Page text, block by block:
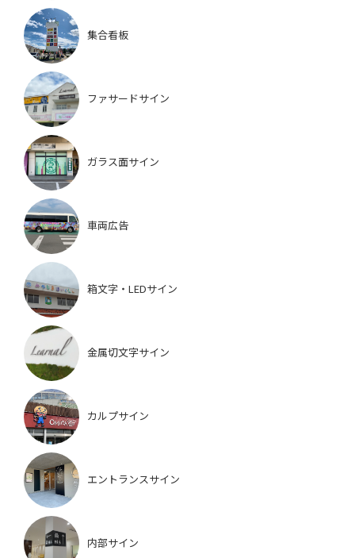
集合看板
ファサードサイン
ガラス面サイン
車両広告
箱文字・LEDサイン
金属切文字サイン
カルプサイン
エントランスサイン
内部サイン